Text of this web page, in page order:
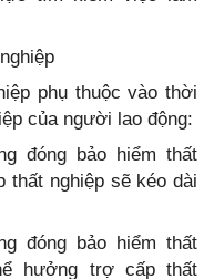
phụ thuộc vào thời
của người lao động:
đóng bảo hiểm thất
thất nghiệp sẽ kéo dài
đóng bảo hiểm thất
hưởng trợ cấp thất